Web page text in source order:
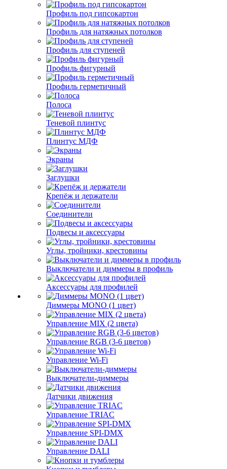
Профиль под гипсокартон
Профиль для натяжных потолков
Профиль для ступеней
Профиль фигурный
Профиль герметичный
Полоса
Теневой плинтус
Плинтус МДФ
Экраны
Заглушки
Крепёж и держатели
Соединители
Подвесы и аксессуары
Углы, тройники, крестовины
Выключатели и диммеры в профиль
Аксессуары для профилей
Диммеры MONO (1 цвет)
Управление MIX (2 цвета)
Управление RGB (3-6 цветов)
Управление Wi-Fi
Выключатели-диммеры
Датчики движения
Управление TRIAC
Управление SPI-DMX
Управление DALI